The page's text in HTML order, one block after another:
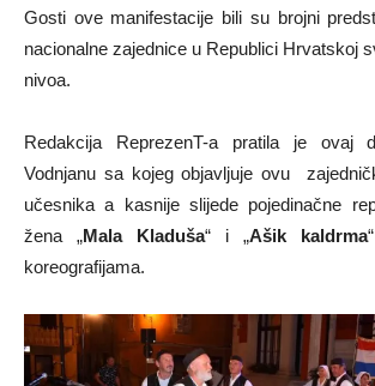
Gosti ove manifestacije bili su brojni
nacionalne zajednice u Republici Hrvatskoj
nivoa.
Redakcija ReprezenT-a pratila je ovaj
Vodnjanu sa kojeg objavljuje ovu
učesnika a kasnije slijede pojedinačne
žena „Mala Kladuša“ i „Ašik kaldrma
koreografijama.